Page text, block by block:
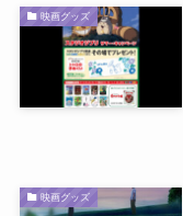
映画グッズ
映画グッズ